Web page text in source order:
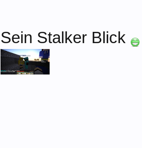
Sein Stalker Blick